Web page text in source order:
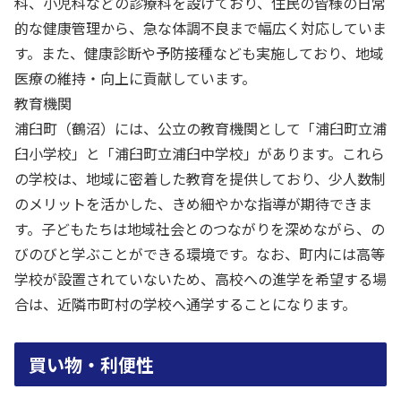
的な健康管理から、急な体調不良まで幅広く対応していま
す。また、健康診断や予防接種なども実施しており、地域
医療の維持・向上に貢献しています。
教育機関
浦臼町（鶴沼）には、公立の教育機関として「浦臼町立浦
臼小学校」と「浦臼町立浦臼中学校」があります。これら
の学校は、地域に密着した教育を提供しており、少人数制
のメリットを活かした、きめ細やかな指導が期待できま
す。子どもたちは地域社会とのつながりを深めながら、の
びのびと学ぶことができる環境です。なお、町内には高等
学校が設置されていないため、高校への進学を希望する場
合は、近隣市町村の学校へ通学することになります。
買い物・利便性